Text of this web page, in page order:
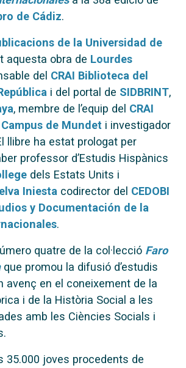
de Cádiz.
de la Universidad de
aquesta obra de Lourdes
del CRAI Biblioteca del
i del portal de SIDBRINT,
, membre de l’equip del CRAI
de Mundet i investigador
llibre ha estat prologat per
professor d’Estudis Hispànics
dels Estats Units i
Iniesta codirector del CEDOBI
y Documentación de la
.
quatre de la col·lecció Faro
que promou la difusió d’estudis
avenç en el coneixement de la
i de la Història Social a les
amb les Ciències Socials i
35.000 joves procedents de